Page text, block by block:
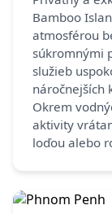
Bamboo
atmosférou
súkromnými
služieb
náročnejších
Okrem
aktivity
loďou alebo